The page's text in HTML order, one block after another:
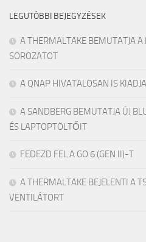
LEGUTÓBBI BEJEGYZÉSEK
A THERMALTAKE BEMUTATJA A
SOROZATOT
A QNAP HIVATALOSAN IS
A SANDBERG BEMUTATJA ÚJ
ÉS LAPTOPTÖLTŐIT
FEDEZD FEL A GO 6 (GEN II)-T
A THERMALTAKE BEJELENTI A
VENTILÁTORT